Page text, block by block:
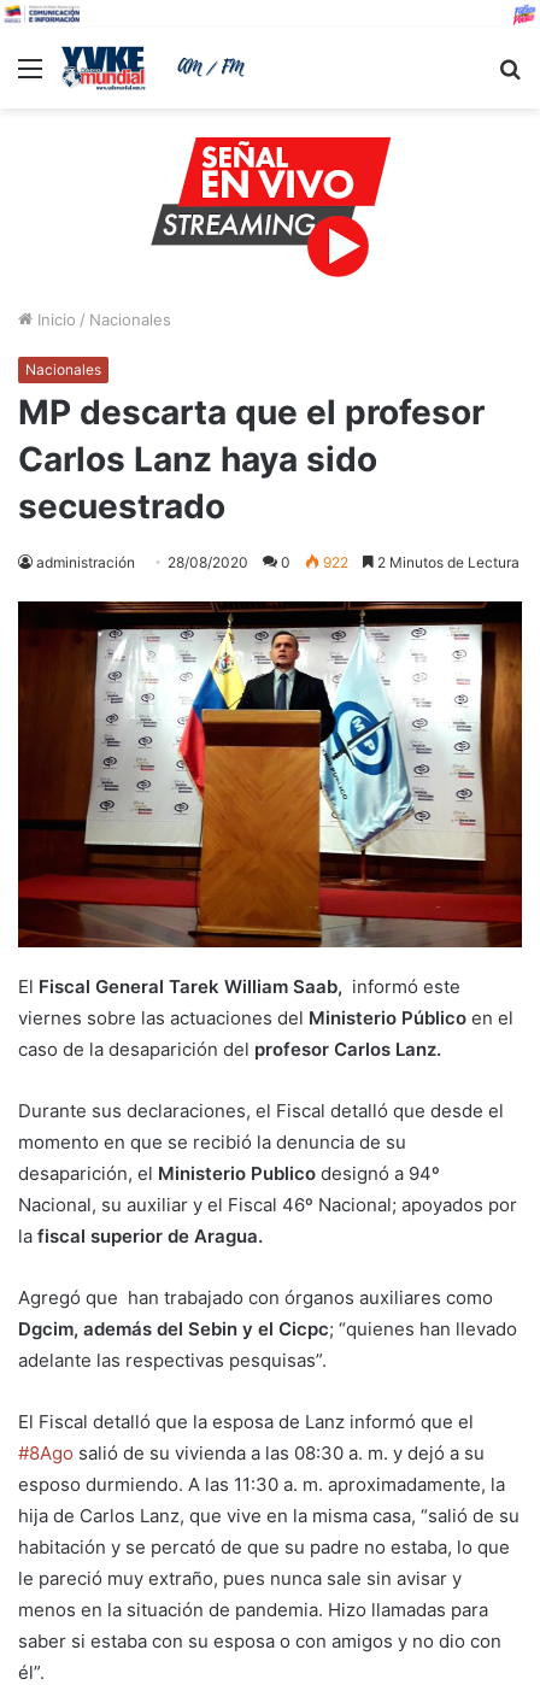
Menu
Inicio / Nacionales
Nacionales
MP descarta que el profesor
Carlos Lanz haya sido
secuestrado
administración 28/08/2020 0 922 2 Minutos de Lectura
El Fiscal General Tarek William Saab, informó este
viernes sobre las actuaciones del Ministerio Público en el
caso de la desaparición del profesor Carlos Lanz.
Durante sus declaraciones, el Fiscal detalló que desde el
momento en que se recibió la denuncia de su
desaparición, el Ministerio Publico designó a 94º
Nacional, su auxiliar y el Fiscal 46º Nacional; apoyados por
la fiscal superior de Aragua.
Agregó que han trabajado con órganos auxiliares como
Dgcim, además del Sebin y el Cicpc; “quienes han llevado
adelante las respectivas pesquisas”.
El Fiscal detalló que la esposa de Lanz informó que el
#8Ago salió de su vivienda a las 08:30 a. m. y dejó a su
esposo durmiendo. A las 11:30 a. m. aproximadamente, la
hija de Carlos Lanz, que vive en la misma casa, “salió de su
habitación y se percató de que su padre no estaba, lo que
le pareció muy extraño, pues nunca sale sin avisar y
menos en la situación de pandemia. Hizo llamadas para
saber si estaba con su esposa o con amigos y no dio con
él”.